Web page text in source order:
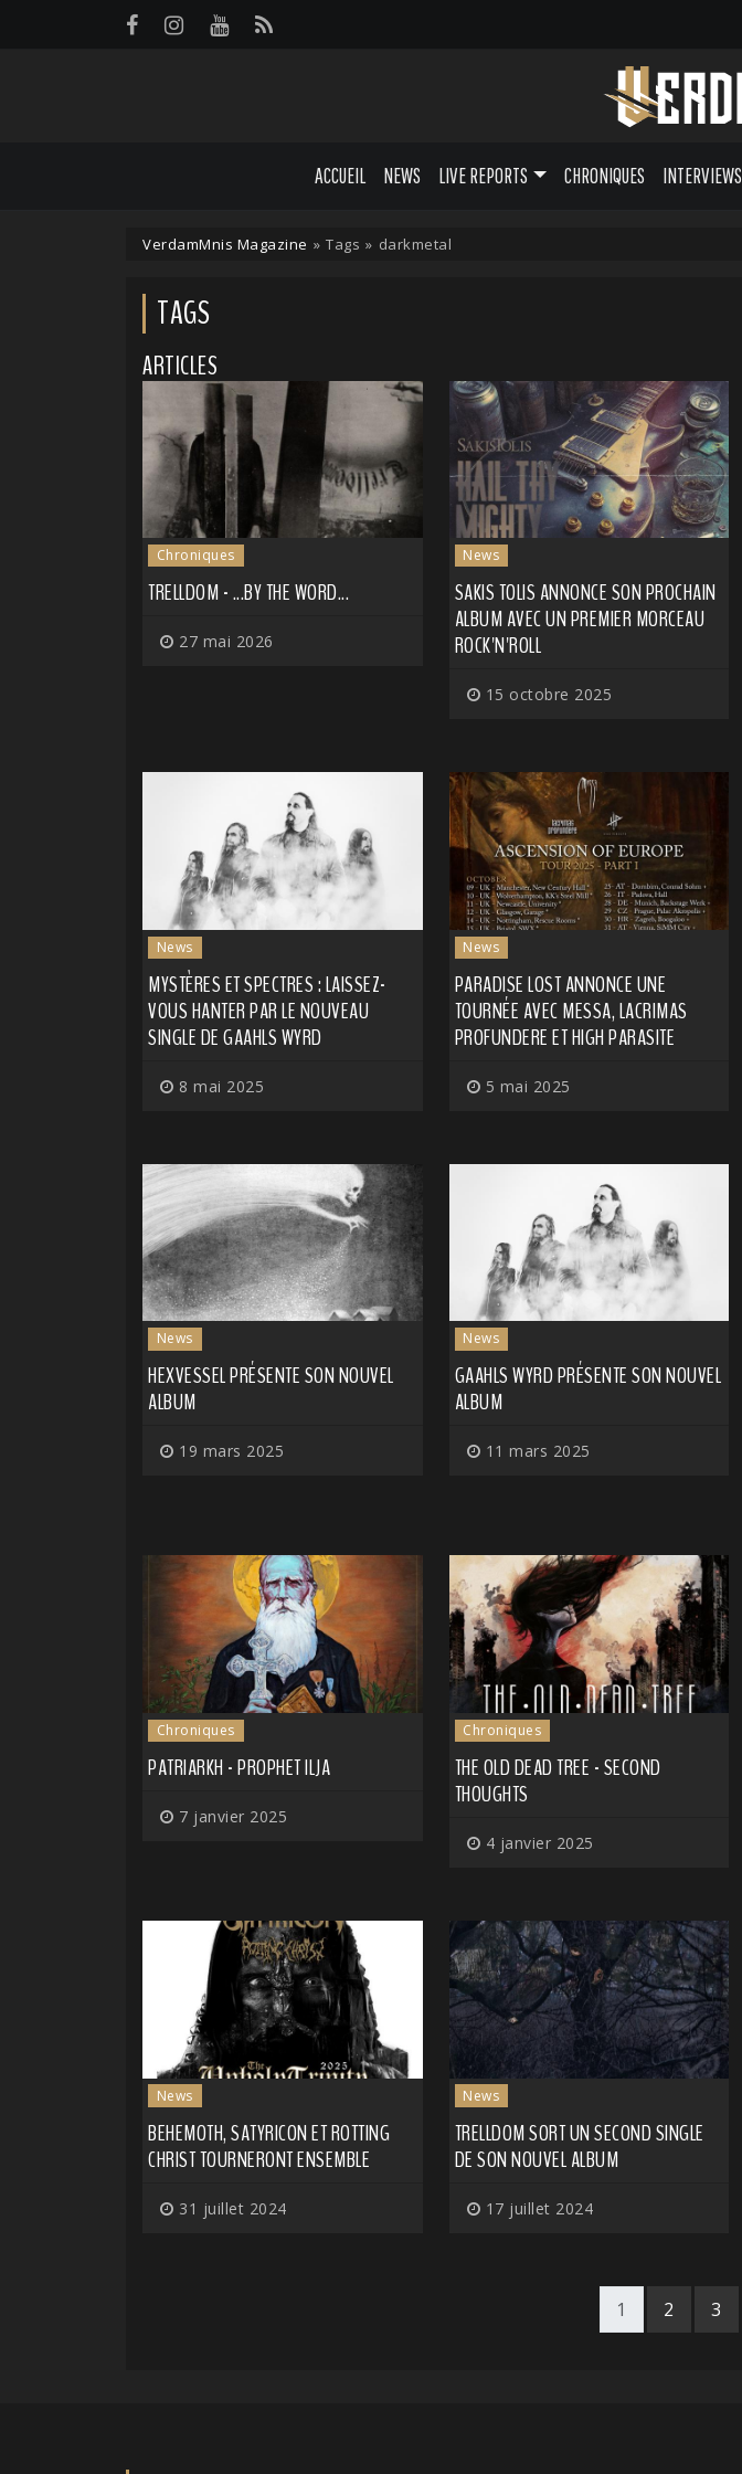
ACCUEIL NEWS LIVE REPORTS CHRONIQUES INTERVIEWS
VerdamMnis Magazine » Tags » darkmetal
TAGS
ARTICLES
Chroniques
TRELLDOM - ...BY THE WORD...
27 mai 2026
News
SAKIS TOLIS ANNONCE SON PROCHAIN
ALBUM AVEC UN PREMIER MORCEAU
ROCK'N'ROLL
15 octobre 2025
News
MYSTÈRES ET SPECTRES : LAISSEZ-
VOUS HANTER PAR LE NOUVEAU
SINGLE DE GAAHLS WYRD
8 mai 2025
News
PARADISE LOST ANNONCE UNE
TOURNÉE AVEC MESSA, LACRIMAS
PROFUNDERE ET HIGH PARASITE
5 mai 2025
News
HEXVESSEL PRÉSENTE SON NOUVEL
ALBUM
19 mars 2025
News
GAAHLS WYRD PRÉSENTE SON NOUVEL
ALBUM
11 mars 2025
Chroniques
PATRIARKH - PROPHET ILJA
7 janvier 2025
Chroniques
THE OLD DEAD TREE - SECOND
THOUGHTS
4 janvier 2025
News
BEHEMOTH, SATYRICON ET ROTTING
CHRIST TOURNERONT ENSEMBLE
31 juillet 2024
News
TRELLDOM SORT UN SECOND SINGLE
DE SON NOUVEL ALBUM
17 juillet 2024
1 2 3
Panneau de gestion des cookies